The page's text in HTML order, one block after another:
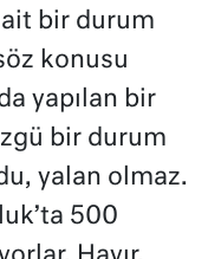
bir durum
konusu
yapılan bir
bir durum
yalan olmaz.
500